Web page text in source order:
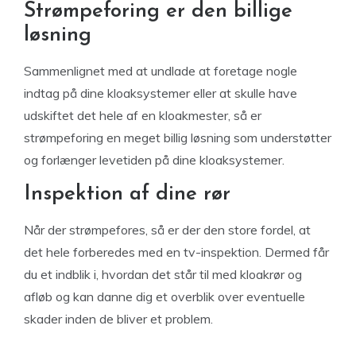
Strømpeforing er den billige
løsning
Sammenlignet med at undlade at foretage nogle
indtag på dine kloaksystemer eller at skulle have
udskiftet det hele af en kloakmester, så er
strømpeforing en meget billig løsning som understøtter
og forlænger levetiden på dine kloaksystemer.
Inspektion af dine rør
Når der strømpefores, så er der den store fordel, at
det hele forberedes med en tv-inspektion. Dermed får
du et indblik i, hvordan det står til med kloakrør og
afløb og kan danne dig et overblik over eventuelle
skader inden de bliver et problem.